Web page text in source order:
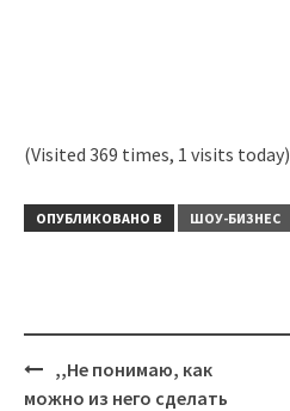
(Visited 369 times, 1 visits today)
ОПУБЛИКОВАНО В ШОУ-БИЗНЕС
Навигация
,,Не понимаю, как
можно из него сделать